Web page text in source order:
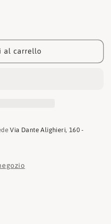
al carrello
Via Dante Alighieri, 160 -